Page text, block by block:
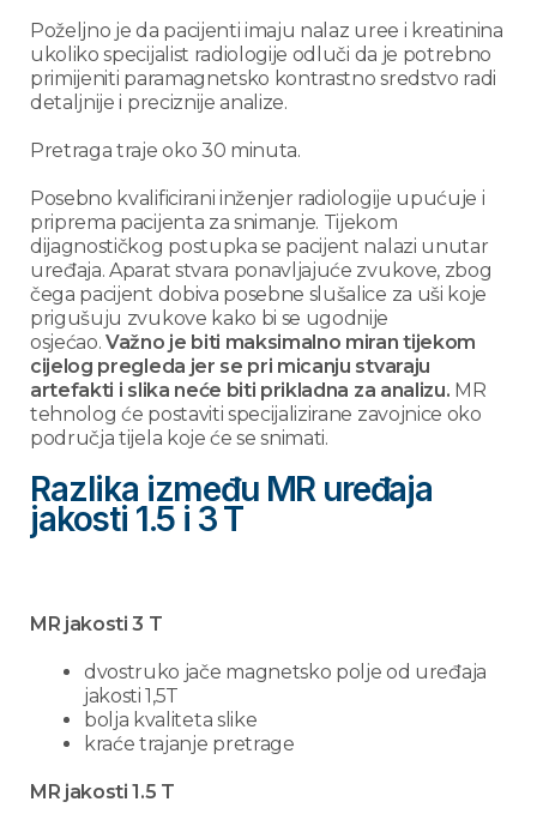
Poželjno je da pacijenti imaju nalaz uree i kreatinina
ukoliko specijalist radiologije odluči da je potrebno
primijeniti paramagnetsko kontrastno sredstvo radi
detaljnije i preciznije analize.
Pretraga traje oko 30 minuta.
Posebno kvalificirani inženjer radiologije upućuje i
priprema pacijenta za snimanje. Tijekom
dijagnostičkog postupka se pacijent nalazi unutar
uređaja. Aparat stvara ponavljajuće zvukove, zbog
čega pacijent dobiva posebne slušalice za uši koje
prigušuju zvukove kako bi se ugodnije
osjećao.Važno je biti maksimalno miran tijekom
cijelog pregleda jer se pri micanju stvaraju
artefakti i slika neće biti prikladna za analizu. MR
tehnolog će postaviti specijalizirane zavojnice oko
područja tijela koje će se snimati.
Razlika između MR uređaja
jakosti 1.5 i 3 T
MR jakosti 3 T
dvostruko jače magnetsko polje od uređaja
jakosti 1,5T
bolja kvaliteta slike
kraće trajanje pretrage
MR jakosti 1.5 T